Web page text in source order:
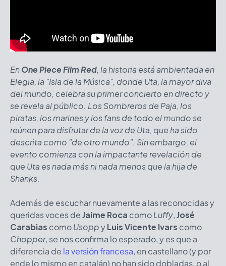
EnOne Piece Film Red, la historia está ambientada en
Elegia, la "Isla de la Música", donde Uta, la mayor diva
del mundo, celebra su primer concierto en directo y
se revela al público. Los Sombreros de Paja, los
piratas, los marines y los fans de todo el mundo se
reúnen para disfrutar de la voz de Uta, que ha sido
descrita como "de otro mundo". Sin embargo, el
evento comienza con la impactante revelación de
que Uta es nada más ni nada menos que la hija de
Shanks.
Además de escuchar nuevamente a las reconocidas y
queridas voces deJaime Roca comoLuffy,José
Carabias comoUsoppyLuis Vicente Ivars como
Chopper, se nos confirma lo esperado, y es que a
diferencia de la versión francesa, en castellano (y por
ende lo mismo en catalán) no han sido dobladas, o al